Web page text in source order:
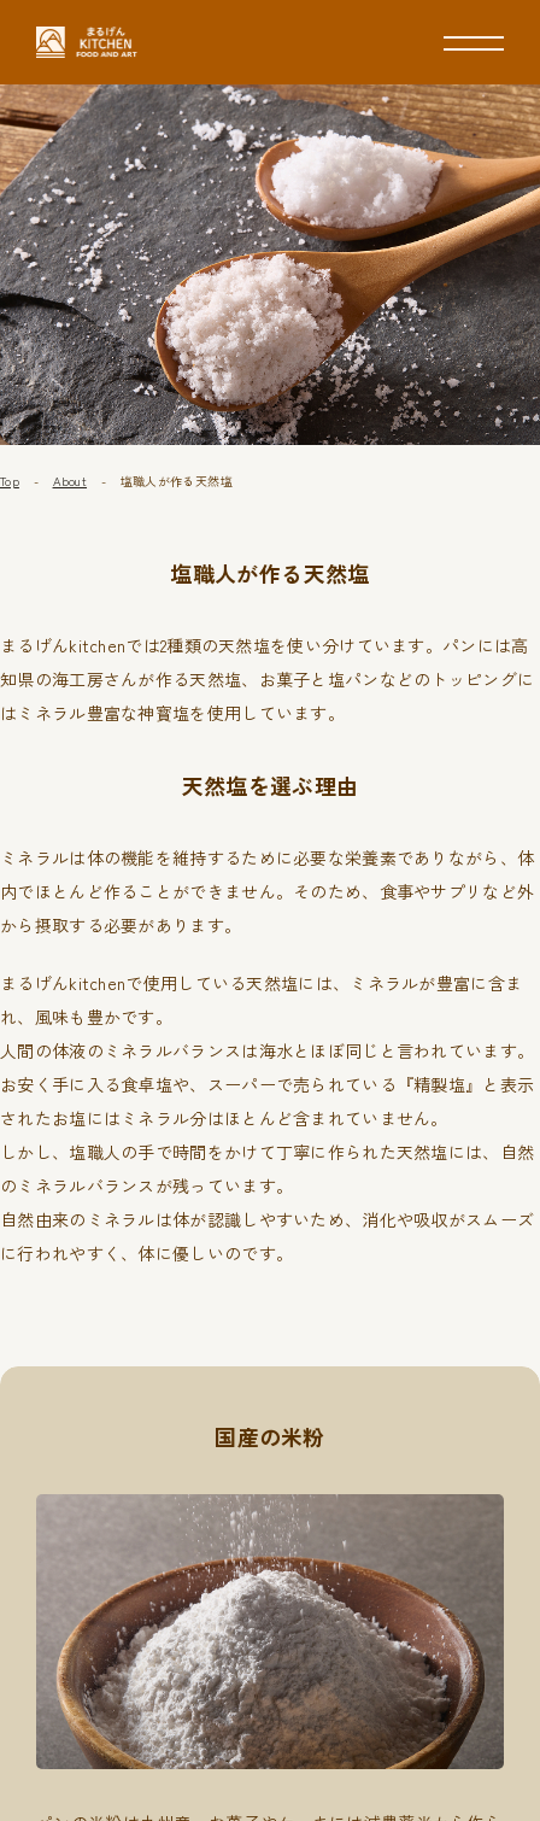
Top About 塩職人が作る⁨⁩天然塩
塩職人が作る⁨⁩天然塩
まるげんkitchenでは2種類の天然塩を使い分けています。パンには高
知県の海工房さんが作る天然塩、お菓子と塩パンなどのトッピングに
はミネラル豊富な神寳塩を使用しています。
天然塩を選ぶ理由
ミネラルは体の機能を維持するために必要な栄養素でありながら、体
内でほとんど作ることができません。そのため、食事やサプリなど外
から摂取する必要があります。
まるげんkitchenで使用している天然塩には、ミネラルが豊富に含ま
れ、風味も豊かです。
人間の体液のミネラルバランスは海水とほぼ同じと言われています。
お安く手に入る食卓塩や、スーパーで売られている『精製塩』と表示
されたお塩にはミネラル分はほとんど含まれていません。
しかし、塩職人の手で時間をかけて丁寧に作られた天然塩には、自然
のミネラルバランスが残っています。
自然由来のミネラルは体が認識しやすいため、消化や吸収がスムーズ
に行われやすく、体に優しいのです。
国産の米粉